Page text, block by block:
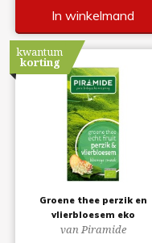
In winkelmand
Groene thee perzik en
vlierbloesem eko
van Piramide
kwantum
korting